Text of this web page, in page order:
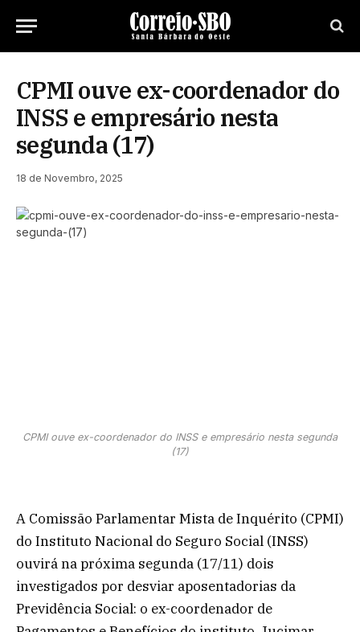
CPMI ouve ex-coordenador do
INSS e empresário nesta
segunda (17)
18 de Novembro, 2025
CPMI ouve ex-coordenador do INSS e empresário nesta segunda
(17)
A Comissão Parlamentar Mista de Inquérito (CPMI)
do Instituto Nacional do Seguro Social (INSS)
ouvirá na próxima segunda (17/11) dois
investigados por desviar aposentadorias da
Previdência Social: o ex-coordenador de